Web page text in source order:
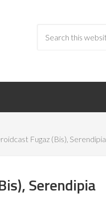
Fugaz (Bis), Serendipia
Serendipia